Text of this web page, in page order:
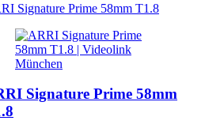
Signature Prime 58mm T1.8
Signature Prime 58mm